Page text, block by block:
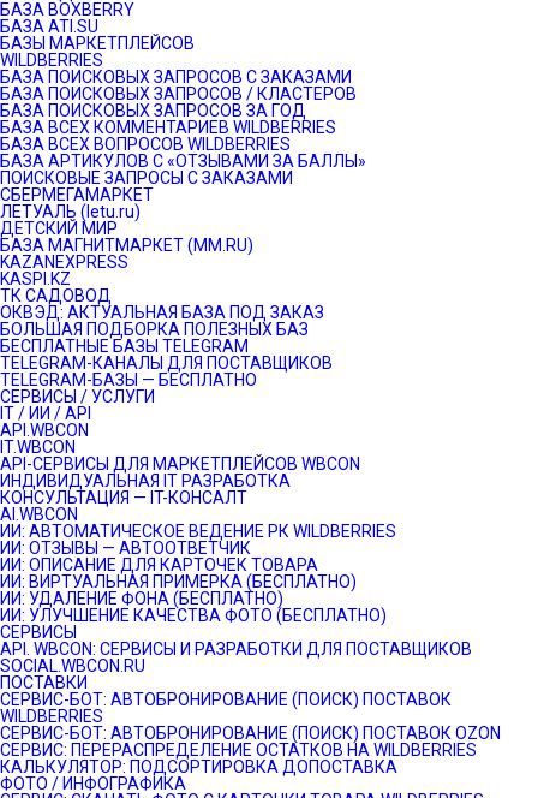
БАЗА BOXBERRY
БАЗА ATI.SU
БАЗЫ МАРКЕТПЛЕЙСОВ
WILDBERRIES
БАЗА ПОИСКОВЫХ ЗАПРОСОВ С ЗАКАЗАМИ
БАЗА ПОИСКОВЫХ ЗАПРОСОВ / КЛАСТЕРОВ
БАЗА ПОИСКОВЫХ ЗАПРОСОВ ЗА ГОД
БАЗА ВСЕХ КОММЕНТАРИЕВ WILDBERRIES
БАЗА ВСЕХ ВОПРОСОВ WILDBERRIES
БАЗА АРТИКУЛОВ С «ОТЗЫВАМИ ЗА БАЛЛЫ»
ПОИСКОВЫЕ ЗАПРОСЫ С ЗАКАЗАМИ
СБЕРМЕГАМАРКЕТ
ЛЕТУАЛЬ (letu.ru)
ДЕТСКИЙ МИР
БАЗА МАГНИТМАРКЕТ (MM.RU)
KAZANEXPRESS
KASPI.KZ
ТК САДОВОД
ОКВЭД: АКТУАЛЬНАЯ БАЗА ПОД ЗАКАЗ
БОЛЬШАЯ ПОДБОРКА ПОЛЕЗНЫХ БАЗ
БЕСПЛАТНЫЕ БАЗЫ TELEGRAM
TELEGRAM-КАНАЛЫ ДЛЯ ПОСТАВЩИКОВ
TELEGRAM-БАЗЫ — БЕСПЛАТНО
СЕРВИСЫ / УСЛУГИ
IT / ИИ / API
API.WBCON
IT.WBCON
API-СЕРВИСЫ ДЛЯ МАРКЕТПЛЕЙСОВ WBCON
ИНДИВИДУАЛЬНАЯ IT РАЗРАБОТКА
КОНСУЛЬТАЦИЯ — IT-КОНСАЛТ
AI.WBCON
ИИ: АВТОМАТИЧЕСКОЕ ВЕДЕНИЕ РК WILDBERRIES
ИИ: ОТЗЫВЫ — АВТООТВЕТЧИК
ИИ: ОПИСАНИЕ ДЛЯ КАРТОЧЕК ТОВАРА
ИИ: ВИРТУАЛЬНАЯ ПРИМЕРКА (БЕСПЛАТНО)
ИИ: УДАЛЕНИЕ ФОНА (БЕСПЛАТНО)
ИИ: УЛУЧШЕНИЕ КАЧЕСТВА ФОТО (БЕСПЛАТНО)
СЕРВИСЫ
API. WBCON: СЕРВИСЫ И РАЗРАБОТКИ ДЛЯ ПОСТАВЩИКОВ
SOCIAL.WBCON.RU
ПОСТАВКИ
CЕРВИС-БОТ: АВТОБРОНИРОВАНИЕ (ПОИСК) ПОСТАВОК
WILDBERRIES
СЕРВИС-БОТ: АВТОБРОНИРОВАНИЕ (ПОИСК) ПОСТАВОК OZON
СЕРВИС: ПЕРЕРАСПРЕДЕЛЕНИЕ ОСТАТКОВ НА WILDBERRIES
КАЛЬКУЛЯТОР: ПОДСОРТИРОВКА ДОПОСТАВКА
ФОТО / ИНФОГРАФИКА